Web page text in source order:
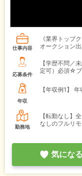
仕事内容
《業界トップ
オークション
応募条件
【学歴不問／
定可）必須☆ブ
年収
【年収例1】 年
勤務地
【転勤なし】
なしのフルリ
気になる